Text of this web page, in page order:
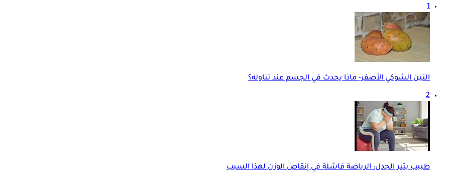
1
التين الشوكي الأصفر- ماذا يحدث في الجسم عند تناوله؟
2
طبيب يثير الجدل: الرياضة فاشلة في إنقاص الوزن لهذا السبب